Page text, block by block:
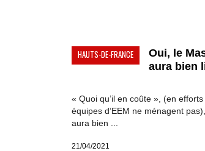
HAUTS-DE-FRANCE
Oui, le
aura bien
« Quoi qu’il en coûte », (en
équipes d’EEM ne ménagent
aura bien ...
21/04/2021